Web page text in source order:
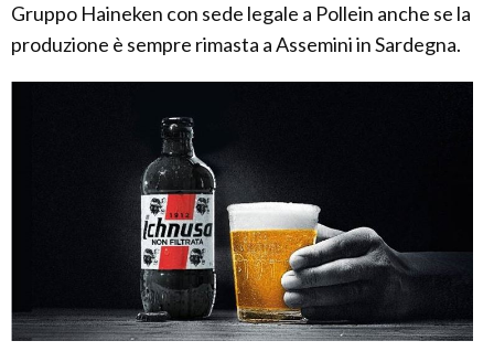
Gruppo Haineken con sede legale a Pollein anche se la
produzione è sempre rimasta a Assemini in Sardegna.